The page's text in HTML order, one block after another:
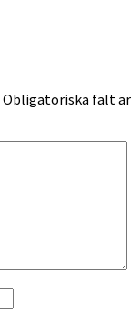
Obligatoriska fält är